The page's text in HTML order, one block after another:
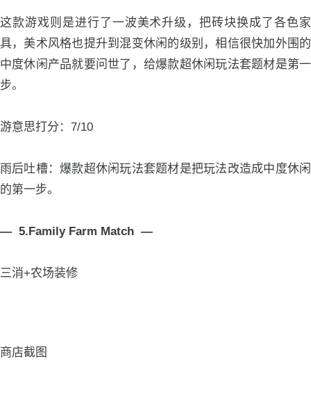
这款游戏则是进行了一波美术升级，把砖块换成了各色家
具，美术风格也提升到混变休闲的级别，相信很快加外围的
中度休闲产品就要问世了，给爆款超休闲玩法套题材是第一
步。
游意思打分：7/10
雨后吐槽：爆款超休闲玩法套题材是把玩法改造成中度休闲
的第一步。
— 5.Family Farm Match —
三消+农场装修
商店截图